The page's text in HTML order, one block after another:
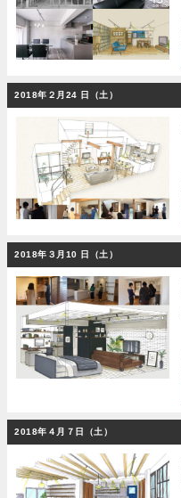
2018年２月24 日（土）
2018年３月10 日（土）
2018年４月７日（土）